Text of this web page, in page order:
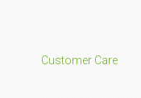
Customer Care